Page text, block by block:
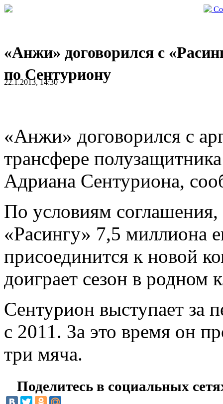
«Анжи» договорился с
по Сентуриону
22.1.2013, 14:30
«Анжи» договорился с
трансфере
Адриана Сентуриона,
По условиям
«Расингу» 7,5 миллиона
присоединится к новой
доиграет сезон в родном
Сентурион выступает за
с 2011. За это время он
три мяча.
Поделитесь в социальных